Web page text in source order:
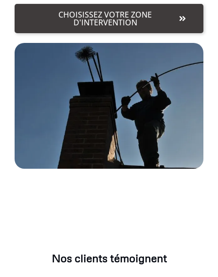
CHOISISSEZ VOTRE ZONE
D'INTERVENTION
Nos clients témoignent